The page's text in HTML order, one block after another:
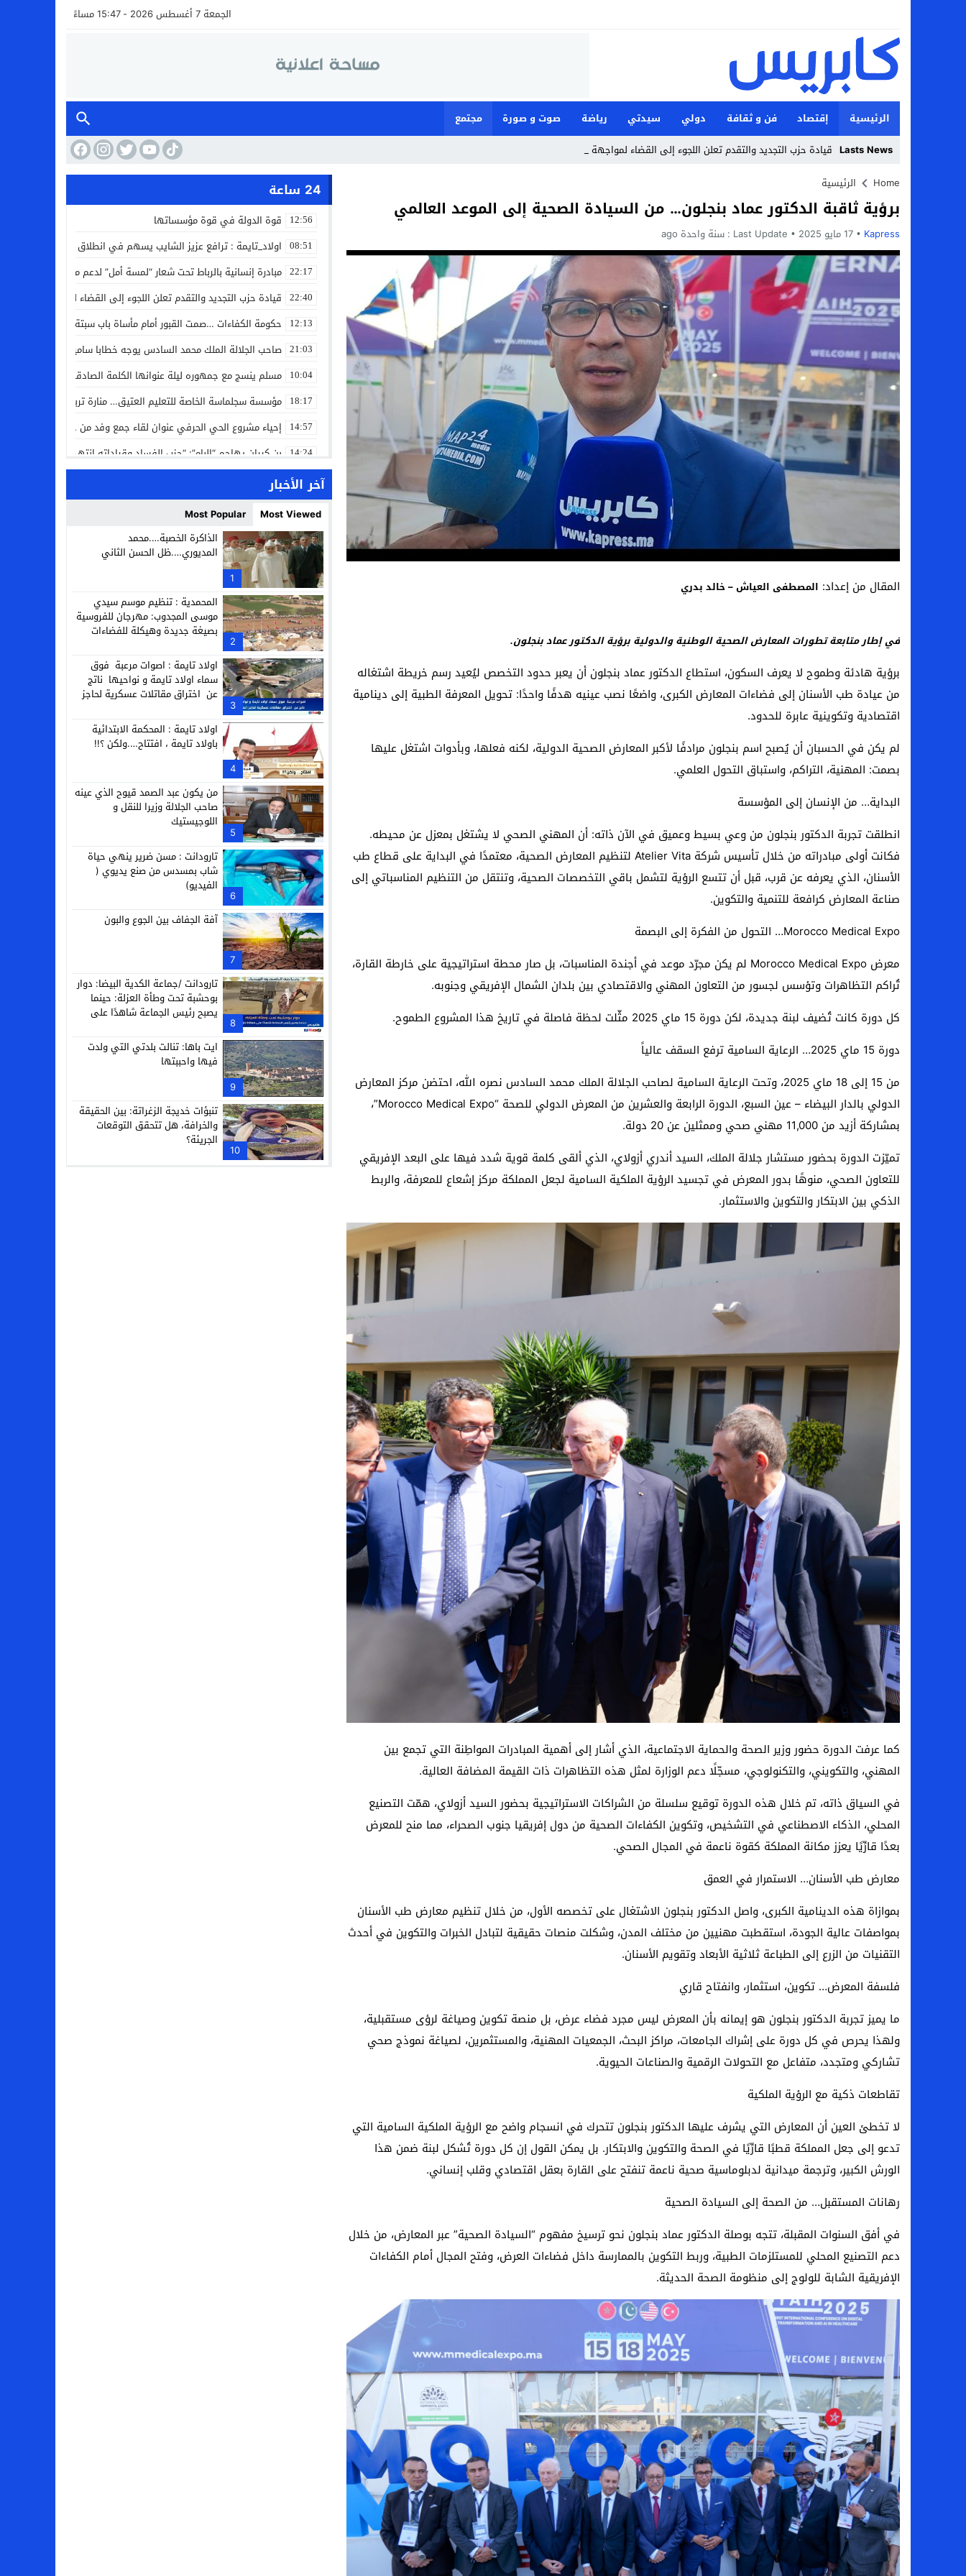
الجمعة 7 أغسطس 2026 - 15:47 مساءً
الرئيسية إقتصاد فن و ثقافة دولي سيدتي رياضة صوت و صورة
مجتمع
Lasts News قيادة حزب التجديد والتقدم تعلن اللجوء إلى القضاء لمواجهة ما وصفته بـ”العبث” _
Stop
Previous
Next
Home الرئيسية
برؤية ثاقبة الدكتور عماد بنجلون… من السيادة الصحية إلى الموعد العالمي
Kapress 17 مايو 2025 Last Update : سنة واحدة ago
المقال من إعداد: المصطفى العياش – خالد بدري
في إطار متابعة تطورات المعارض الصحية الوطنية والدولية برؤية الدكتور عماد بنجلون.
برؤية هادئة وطموح لا يعرف السكون، استطاع الدكتور عماد بنجلون أن يعبر حدود التخصص ليُعيد رسم خريطة اشتغاله
من عيادة طب الأسنان إلى فضاءات المعارض الكبرى، واضعًا نصب عينيه هدفًا واحدًا: تحويل المعرفة الطبية إلى دينامية
اقتصادية وتكوينية عابرة للحدود.
لم يكن في الحسبان أن يُصبح اسم بنجلون مرادفًا لأكبر المعارض الصحية الدولية، لكنه فعلها، وبأدوات اشتغل عليها
بصمت: المهنية، التراكم، واستباق التحول العلمي.
البداية… من الإنسان إلى المؤسسة
انطلقت تجربة الدكتور بنجلون من وعي بسيط وعميق في الآن ذاته: أن المهني الصحي لا يشتغل بمعزل عن محيطه.
فكانت أولى مبادراته من خلال تأسيس شركة Atelier Vita لتنظيم المعارض الصحية، معتمدًا في البداية على قطاع طب
الأسنان، الذي يعرفه عن قرب، قبل أن تتسع الرؤية لتشمل باقي التخصصات الصحية، وتنتقل من التنظيم المناسباتي إلى
صناعة المعارض كرافعة للتنمية والتكوين.
Morocco Medical Expo… التحول من الفكرة إلى البصمة
معرض Morocco Medical Expo لم يكن مجرّد موعد في أجندة المناسبات، بل صار محطة استراتيجية على خارطة القارة،
تُراكم التظاهرات وتؤسس لجسور من التعاون المهني والاقتصادي بين بلدان الشمال الإفريقي وجنوبه.
كل دورة كانت تُضيف لبنة جديدة، لكن دورة 15 ماي 2025 مثّلت لحظة فاصلة في تاريخ هذا المشروع الطموح.
دورة 15 ماي 2025… الرعاية السامية ترفع السقف عالياً
من 15 إلى 18 ماي 2025، وتحت الرعاية السامية لصاحب الجلالة الملك محمد السادس نصره الله، احتضن مركز المعارض
الدولي بالدار البيضاء – عين السبع، الدورة الرابعة والعشرين من المعرض الدولي للصحة “Morocco Medical Expo”،
بمشاركة أزيد من 11,000 مهني صحي وممثلين عن 20 دولة.
تميّزت الدورة بحضور مستشار جلالة الملك، السيد أندري أزولاي، الذي ألقى كلمة قوية شدد فيها على البعد الإفريقي
للتعاون الصحي، منوهًا بدور المعرض في تجسيد الرؤية الملكية السامية لجعل المملكة مركز إشعاع للمعرفة، والربط
الذكي بين الابتكار والتكوين والاستثمار.
كما عرفت الدورة حضور وزير الصحة والحماية الاجتماعية، الذي أشار إلى أهمية المبادرات المواطِنة التي تجمع بين
المهني، والتكويني، والتكنولوجي، مسجّلًا دعم الوزارة لمثل هذه التظاهرات ذات القيمة المضافة العالية.
في السياق ذاته، تم خلال هذه الدورة توقيع سلسلة من الشراكات الاستراتيجية بحضور السيد أزولاي، همّت التصنيع
المحلي، الذكاء الاصطناعي في التشخيص، وتكوين الكفاءات الصحية من دول إفريقيا جنوب الصحراء، مما منح للمعرض
بعدًا قارِّيًا يعزز مكانة المملكة كقوة ناعمة في المجال الصحي.
معارض طب الأسنان… الاستمرار في العمق
بموازاة هذه الدينامية الكبرى، واصل الدكتور بنجلون الاشتغال على تخصصه الأول، من خلال تنظيم معارض طب الأسنان
بمواصفات عالية الجودة، استقطبت مهنيين من مختلف المدن، وشكلت منصات حقيقية لتبادل الخبرات والتكوين في أحدث
التقنيات من الزرع إلى الطباعة ثلاثية الأبعاد وتقويم الأسنان.
فلسفة المعرض… تكوين، استثمار، وانفتاح قاري
ما يميز تجربة الدكتور بنجلون هو إيمانه بأن المعرض ليس مجرد فضاء عرض، بل منصة تكوين وصياغة لرؤى مستقبلية،
ولهذا يحرص في كل دورة على إشراك الجامعات، مراكز البحث، الجمعيات المهنية، والمستثمرين، لصياغة نموذج صحي
تشاركي ومتجدد، متفاعل مع التحولات الرقمية والصناعات الحيوية.
تقاطعات ذكية مع الرؤية الملكية
لا تخطئ العين أن المعارض التي يشرف عليها الدكتور بنجلون تتحرك في انسجام واضح مع الرؤية الملكية السامية التي
تدعو إلى جعل المملكة قطبًا قارِّيًا في الصحة والتكوين والابتكار. بل يمكن القول إن كل دورة تُشكل لبنة ضمن هذا
الورش الكبير، وترجمة ميدانية لدبلوماسية صحية ناعمة تنفتح على القارة بعقل اقتصادي وقلب إنساني.
رهانات المستقبل… من الصحة إلى السيادة الصحية
في أفق السنوات المقبلة، تتجه بوصلة الدكتور عماد بنجلون نحو ترسيخ مفهوم “السيادة الصحية” عبر المعارض، من خلال
دعم التصنيع المحلي للمستلزمات الطبية، وربط التكوين بالممارسة داخل فضاءات العرض، وفتح المجال أمام الكفاءات
الإفريقية الشابة للولوج إلى منظومة الصحة الحديثة.
24 ساعة
12:56 قوة الدولة في قوة مؤسساتها
08:51 اولاد_تايمة : ترافع عزيز الشايب يسهم في انطلاق مشروع مائي
22:17 مبادرة إنسانية بالرباط تحت شعار “لمسة أمل” لدعم مرضى السرطان
22:40 قيادة حزب التجديد والتقدم تعلن اللجوء إلى القضاء لمواجهة ما
12:13 حكومة الكفاءات …صمت القبور أمام مأساة باب سبتة
21:03 صاحب الجلالة الملك محمد السادس يوجه خطابا ساميا إلى الأمة
10:04 مسلم ينسج مع جمهوره ليلة عنوانها الكلمة الصادقة في مهرجان
18:17 مؤسسة سجلماسة الخاصة للتعليم العتيق… منارة تربوية تجمع بين
14:57 إحياء مشروع الحي الحرفي عنوان لقاء جمع وفد من جمعية التضامن
14:24 بن كيران يهاجم “البام”: “حزب الفساد وقياداته انتهى ببعضها في
11:33 كمال محرر يقود استئنافية تارودانت: مسار قضائي راسخ ورؤية
حبشان وكيلاً عاماً بتارودانت: ترقية جديدة في الحركة القضائية
21:28 حزب الديمقراطيين الجدد يؤسس منظمتي شباب ونساء الصحراء بالعيون
13:37 عطش أولاد تايمة وسياسة “الحبة والقبة”: هل أصبح الماء إنجازاً بطولياً؟
12:25 انطلاق فعاليات الدورة 12 لمعرض المنتوجات المحلية بأكادير SIPTA (فيديو)
آخر الأخبار
Most Viewed
Most Popular
1
الذاكرة الخصبة….محمد
المديوري….ظل الحسن الثاني
2
المحمدية : تنظيم موسم سيدي
موسى المجدوب: مهرجان للفروسية
بصيغة جديدة وهيكلة للفضاءات
3
اولاد تايمة : اصوات مرعبة فوق
سماء اولاد تايمة و نواحيها ناتج
عن اختراق مقاتلات عسكرية لحاجز
4
اولاد تايمة : المحكمة الابتدائية
باولاد تايمة ، افتتاح….ولكن ؟!!
5
من يكون عبد الصمد قيوح الذي عينه
صاحب الجلالة وزيرا للنقل و
اللوجيستيك
6
تارودانت : مسن ضرير ينهي حياة
شاب بمسدس من صنع يديوي (
الفيديو)
7
آفة الجفاف بين الجوع والبون
8
تارودانت /جماعة الكدية البيضا: دوار
بوحشبة تحت وطأة العزلة: حينما
يصبح رئيس الجماعة شاهدًا على
9
ايت باها: تنالت بلدتي التي ولدت
فيها واحببتها
10
تنبؤات خديجة الزغراتة: بين الحقيقة
والخرافة، هل تتحقق التوقعات
الجريئة؟